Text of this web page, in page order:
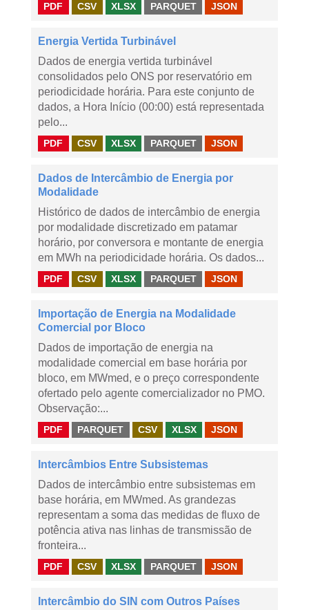
PDF CSV XLSX PARQUET JSON
Energia Vertida Turbinável
Dados de energia vertida turbinável
consolidados pelo ONS por reservatório em
periodicidade horária. Para este conjunto de
dados, a Hora Início (00:00) está representada
pelo...
PDF CSV XLSX PARQUET JSON
Dados de Intercâmbio de Energia por
Modalidade
Histórico de dados de intercâmbio de energia
por modalidade discretizado em patamar
horário, por conversora e montante de energia
em MWh na periodicidade horária. Os dados...
PDF CSV XLSX PARQUET JSON
Importação de Energia na Modalidade
Comercial por Bloco
Dados de importação de energia na
modalidade comercial em base horária por
bloco, em MWmed, e o preço correspondente
ofertado pelo agente comercializador no PMO.
Observação:...
PDF PARQUET CSV XLSX JSON
Intercâmbios Entre Subsistemas
Dados de intercâmbio entre subsistemas em
base horária, em MWmed. As grandezas
representam a soma das medidas de fluxo de
potência ativa nas linhas de transmissão de
fronteira...
PDF CSV XLSX PARQUET JSON
Intercâmbio do SIN com Outros Países